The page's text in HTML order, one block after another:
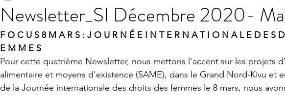
Newsletter_SI Décembre 2020-
F O C U S 8 M A R S : J O U R N É E I N T E R N A T I O N A L E D E S
E M M E S
Pour cette quatrième Newsletter, nous mettons l'accent sur les projets
alimentaire et moyens d'existence (SAME), dans le Grand Nord-Kivu et
de la Journée internationale des droits des femmes le 8 mars, nous